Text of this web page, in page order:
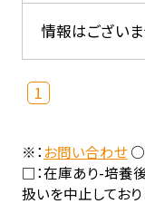
情報はござい
1
※：お問い合わせ○
□：在庫あり-培養
扱いを中止しており